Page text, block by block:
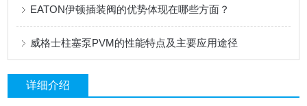
EATON伊顿插装阀的优势体现在哪些方面？
威格士柱塞泵PVM的性能特点及主要应用途径
详细介绍